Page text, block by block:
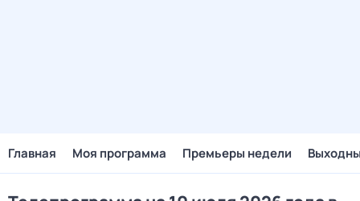
Главная Моя программа Премьеры недели